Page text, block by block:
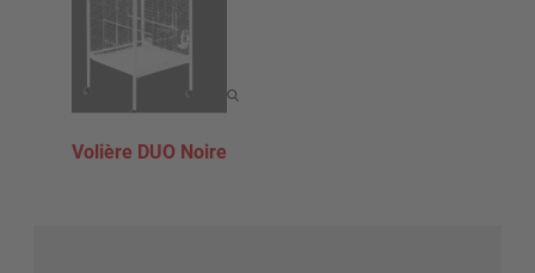
Volière DUO Noire